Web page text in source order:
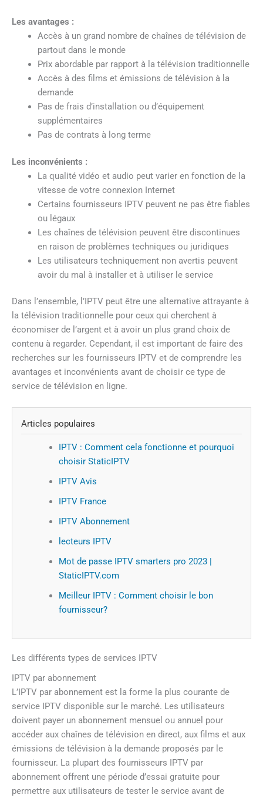
Les avantages :
Accès à un grand nombre de chaînes de télévision de
partout dans le monde
Prix abordable par rapport à la télévision traditionnelle
Accès à des films et émissions de télévision à la
demande
Pas de frais d’installation ou d’équipement
supplémentaires
Pas de contrats à long terme
Les inconvénients :
La qualité vidéo et audio peut varier en fonction de la
vitesse de votre connexion Internet
Certains fournisseurs IPTV peuvent ne pas être fiables
ou légaux
Les chaînes de télévision peuvent être discontinues
en raison de problèmes techniques ou juridiques
Les utilisateurs techniquement non avertis peuvent
avoir du mal à installer et à utiliser le service
Dans l’ensemble, l’IPTV peut être une alternative attrayante à
la télévision traditionnelle pour ceux qui cherchent à
économiser de l’argent et à avoir un plus grand choix de
contenu à regarder. Cependant, il est important de faire des
recherches sur les fournisseurs IPTV et de comprendre les
avantages et inconvénients avant de choisir ce type de
service de télévision en ligne.
Articles populaires
IPTV : Comment cela fonctionne et pourquoi
choisir StaticIPTV
IPTV Avis
IPTV France
IPTV Abonnement
lecteurs IPTV
Mot de passe IPTV smarters pro 2023 |
StaticIPTV.com
Meilleur IPTV : Comment choisir le bon
fournisseur?
Les différents types de services IPTV
IPTV par abonnement
L’IPTV par abonnement est la forme la plus courante de
service IPTV disponible sur le marché. Les utilisateurs
doivent payer un abonnement mensuel ou annuel pour
accéder aux chaînes de télévision en direct, aux films et aux
émissions de télévision à la demande proposés par le
fournisseur. La plupart des fournisseurs IPTV par
abonnement offrent une période d’essai gratuite pour
permettre aux utilisateurs de tester le service avant de